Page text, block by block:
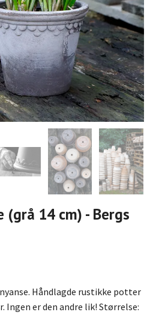
(grå 14 cm) - Bergs
Håndlagde rustikke potter
Ingen er den andre lik! Størrelse: